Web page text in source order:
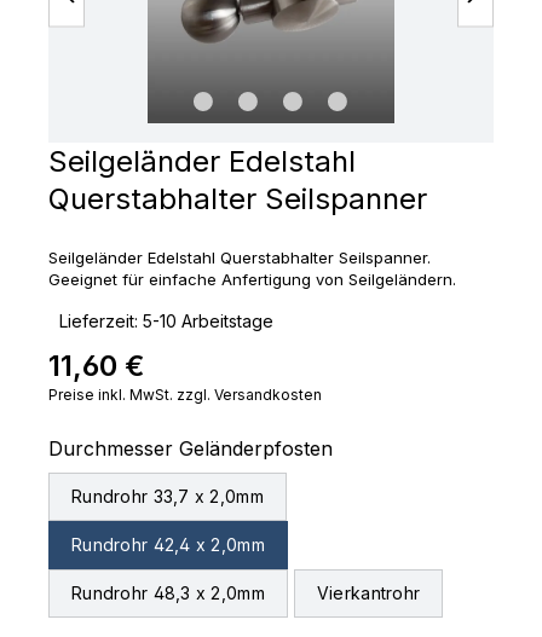
Seilgeländer Edelstahl
Querstabhalter Seilspanner
Seilgeländer Edelstahl Querstabhalter Seilspanner.
Geeignet für einfache Anfertigung von Seilgeländern.
Lieferzeit: 5-10 Arbeitstage
Regulärer Preis:
11,60 €
Preise inkl. MwSt. zzgl. Versandkosten
Durchmesser Geländerpfostenauswählen
Rundrohr 33,7 x 2,0mm
Rundrohr 42,4 x 2,0mm
Rundrohr 48,3 x 2,0mm Vierkantrohr